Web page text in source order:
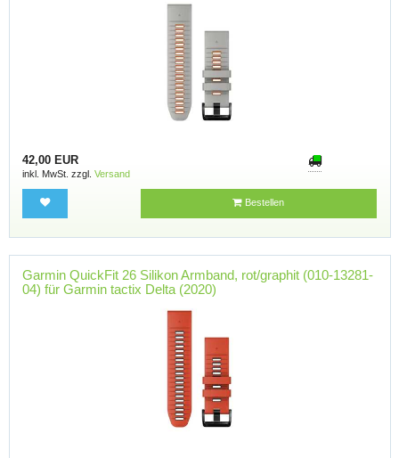
42,00 EUR
inkl. MwSt. zzgl. Versand
Bestellen
Garmin QuickFit 26 Silikon Armband, rot/graphit (010-13281-
04) für Garmin tactix Delta (2020)